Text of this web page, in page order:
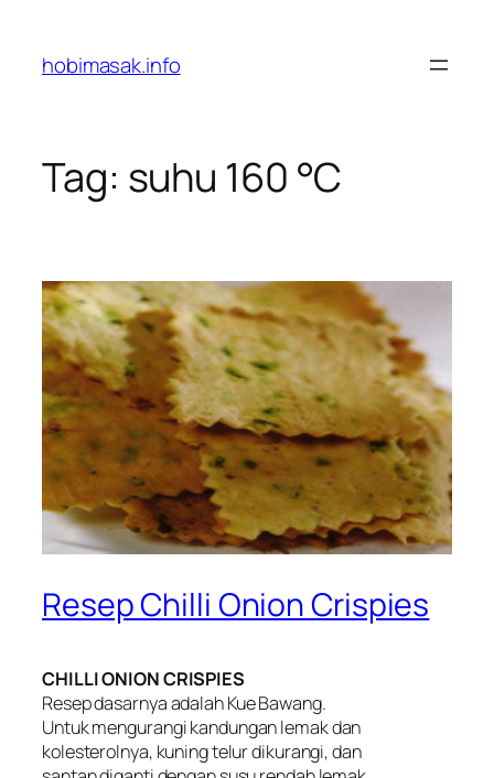
content
hobimasak.info
Tag: suhu 160 °C
Resep Chilli Onion Crispies
CHILLI ONION CRISPIES
Resep dasarnya adalah Kue Bawang.
Untuk mengurangi kandungan lemak dan
kolesterolnya, kuning telur dikurangi, dan